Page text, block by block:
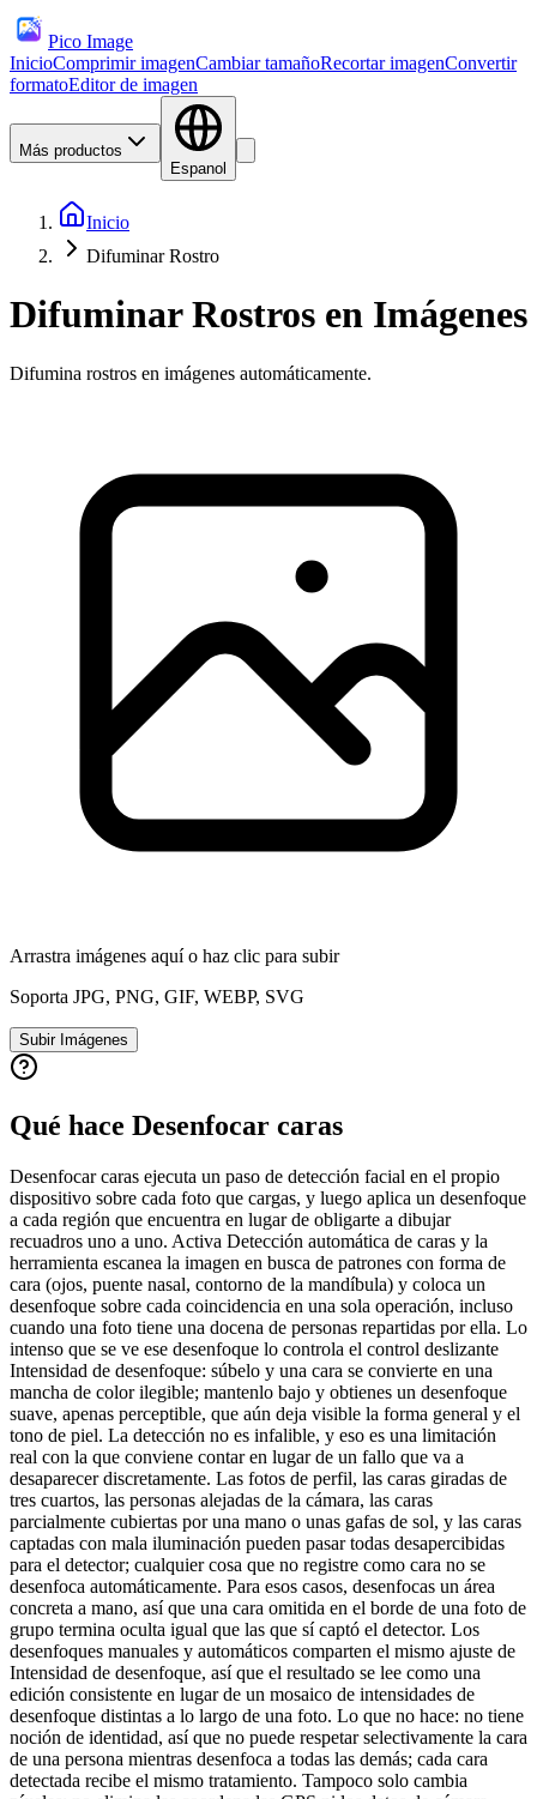
Pico Image
InicioComprimir imagenCambiar tamañoRecortar imagenConvertir
formatoEditor de imagen
Más productos
Espanol
Inicio
Difuminar Rostro
Difuminar Rostros en Imágenes
Difumina rostros en imágenes automáticamente.
Arrastra imágenes aquí o haz clic para subir
Soporta JPG, PNG, GIF, WEBP, SVG
Subir Imágenes
Qué hace Desenfocar caras
Desenfocar caras ejecuta un paso de detección facial en el propio
dispositivo sobre cada foto que cargas, y luego aplica un desenfoque
a cada región que encuentra en lugar de obligarte a dibujar
recuadros uno a uno. Activa Detección automática de caras y la
herramienta escanea la imagen en busca de patrones con forma de
cara (ojos, puente nasal, contorno de la mandíbula) y coloca un
desenfoque sobre cada coincidencia en una sola operación, incluso
cuando una foto tiene una docena de personas repartidas por ella. Lo
intenso que se ve ese desenfoque lo controla el control deslizante
Intensidad de desenfoque: súbelo y una cara se convierte en una
mancha de color ilegible; mantenlo bajo y obtienes un desenfoque
suave, apenas perceptible, que aún deja visible la forma general y el
tono de piel. La detección no es infalible, y eso es una limitación
real con la que conviene contar en lugar de un fallo que va a
desaparecer discretamente. Las fotos de perfil, las caras giradas de
tres cuartos, las personas alejadas de la cámara, las caras
parcialmente cubiertas por una mano o unas gafas de sol, y las caras
captadas con mala iluminación pueden pasar todas desapercibidas
para el detector; cualquier cosa que no registre como cara no se
desenfoca automáticamente. Para esos casos, desenfocas un área
concreta a mano, así que una cara omitida en el borde de una foto de
grupo termina oculta igual que las que sí captó el detector. Los
desenfoques manuales y automáticos comparten el mismo ajuste de
Intensidad de desenfoque, así que el resultado se lee como una
edición consistente en lugar de un mosaico de intensidades de
desenfoque distintas a lo largo de una foto. Lo que no hace: no tiene
noción de identidad, así que no puede respetar selectivamente la cara
de una persona mientras desenfoca a todas las demás; cada cara
detectada recibe el mismo tratamiento. Tampoco solo cambia